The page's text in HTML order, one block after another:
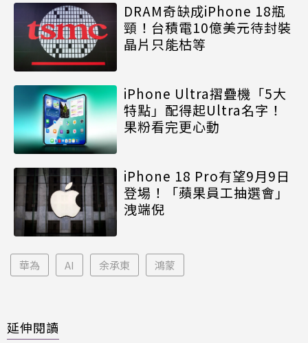
DRAM奇缺成iPhone 18瓶
頸！台積電10億美元待封裝
晶片只能枯等
iPhone Ultra摺疊機「5大
特點」配得起Ultra名字！
果粉看完更心動
iPhone 18 Pro有望9月9日
登場！「蘋果員工抽選會」
洩端倪
華為 AI 余承東 鴻蒙
延伸閱讀